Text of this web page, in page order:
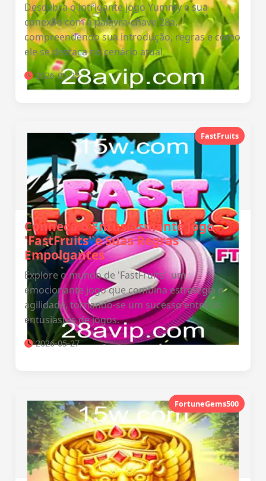
Descubra o intrigante jogo Yummy e sua
conexão com a palavra-chave 28a,
compreendendo sua introdução, regras e como
ele se destaca no cenário atual.
2026-05-28
FastFruits
Conheça o Entusiasmante Jogo
'FastFruits' e Suas Regras
Empolgantes
Explore o mundo de 'FastFruits', um
emocionante jogo que combina estratégia e
agilidade, tornando-se um sucesso entre os
entusiastas de jogos.
2026-05-27
FortuneGems500